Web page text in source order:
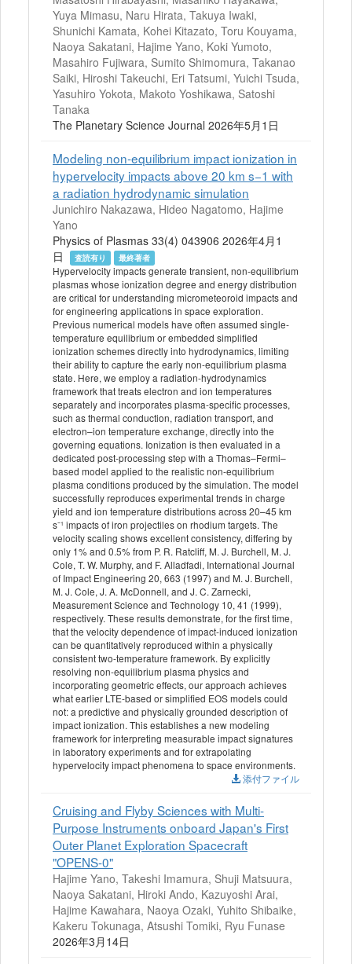
Yuya Mimasu, Naru Hirata, Takuya Iwaki,
Shunichi Kamata, Kohei Kitazato, Toru Kouyama,
Naoya Sakatani, Hajime Yano, Koki Yumoto,
Masahiro Fujiwara, Sumito Shimomura, Takanao
Saiki, Hiroshi Takeuchi, Eri Tatsumi, Yuichi Tsuda,
Yasuhiro Yokota, Makoto Yoshikawa, Satoshi
Tanaka
The Planetary Science Journal 2026年5月1日
Modeling non-equilibrium impact ionization in
hypervelocity impacts above 20 km s−1 with
a radiation hydrodynamic simulation
Junichiro Nakazawa, Hideo Nagatomo, Hajime
Yano
Physics of Plasmas 33(4) 043906 2026年4月1
日
査読有り 最終著者
Hypervelocity impacts generate transient, non-equilibrium
plasmas whose ionization degree and energy distribution
are critical for understanding micrometeoroid impacts and
for engineering applications in space exploration.
Previous numerical models have often assumed single-
temperature equilibrium or embedded simplified
ionization schemes directly into hydrodynamics, limiting
their ability to capture the early non-equilibrium plasma
state. Here, we employ a radiation-hydrodynamics
framework that treats electron and ion temperatures
separately and incorporates plasma-specific processes,
such as thermal conduction, radiation transport, and
electron–ion temperature exchange, directly into the
governing equations. Ionization is then evaluated in a
dedicated post-processing step with a Thomas–Fermi–
based model applied to the realistic non-equilibrium
plasma conditions produced by the simulation. The model
successfully reproduces experimental trends in charge
yield and ion temperature distributions across 20–45 km
s⁻¹ impacts of iron projectiles on rhodium targets. The
velocity scaling shows excellent consistency, differing by
only 1% and 0.5% from P. R. Ratcliff, M. J. Burchell, M. J.
Cole, T. W. Murphy, and F. Alladfadi, International Journal
of Impact Engineering 20, 663 (1997) and M. J. Burchell,
M. J. Cole, J. A. McDonnell, and J. C. Zarnecki,
Measurement Science and Technology 10, 41 (1999),
respectively. These results demonstrate, for the first time,
that the velocity dependence of impact-induced ionization
can be quantitatively reproduced within a physically
consistent two-temperature framework. By explicitly
resolving non-equilibrium plasma physics and
incorporating geometric effects, our approach achieves
what earlier LTE-based or simplified EOS models could
not: a predictive and physically grounded description of
impact ionization. This establishes a new modeling
framework for interpreting measurable impact signatures
in laboratory experiments and for extrapolating
hypervelocity impact phenomena to space environments.
添付ファイル
Cruising and Flyby Sciences with Multi-
Purpose Instruments onboard Japan's First
Outer Planet Exploration Spacecraft
"OPENS-0"
Hajime Yano, Takeshi Imamura, Shuji Matsuura,
Naoya Sakatani, Hiroki Ando, Kazuyoshi Arai,
Hajime Kawahara, Naoya Ozaki, Yuhito Shibaike,
Kakeru Tokunaga, Atsushi Tomiki, Ryu Funase
2026年3月14日